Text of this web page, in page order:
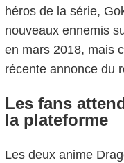
héros de la série,
nouveaux ennemis
en mars 2018, mais
récente annonce du
Les fans
la plateforme
Les deux anime